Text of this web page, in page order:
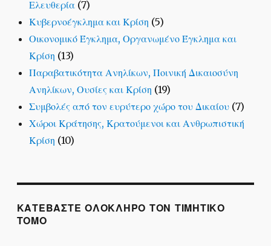
Ελευθερία(7)
Κυβερνοέγκλημα και Κρίση (5)
Οικονομικό Έγκλημα, Οργανωμένο Έγκλημα και
Κρίση (13)
Παραβατικότητα Ανηλίκων, Ποινική Δικαιοσύνη
Ανηλίκων, Ουσίες και Κρίση (19)
Συμβολές από τον ευρύτερο χώρο του Δικαίου(7)
Χώροι Κράτησης, Κρατούμενοι και Ανθρωπιστική
Κρίση (10)
ΚΑΤΕΒΑΣΤΕ ΟΛΟΚΛΗΡΟ ΤΟΝ ΤΙΜΗΤΙΚΟ
ΤΟΜΟ